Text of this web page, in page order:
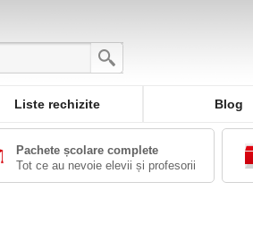
Liste rechizite Blog
Pachete școlare complete
Tot ce au nevoie elevii și profesorii